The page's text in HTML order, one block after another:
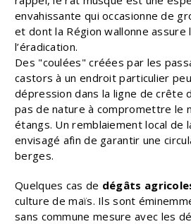
envahissante qui occasionne de
et dont la Région wallonne
l’éradication.
Des "coulées" créées par les
castors à un endroit particulier
dépression dans la ligne de crête
pas de nature à compromettre le
étangs. Un remblaiement local de
envisagé afin de garantir une
berges.
Quelques cas de dégâts
culture de maïs. Ils sont
sans commune mesure avec les